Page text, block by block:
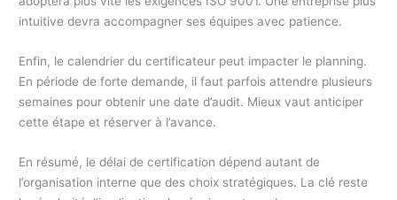
intuitive devra accompagner ses équipes avec patience.
Enfin, le calendrier du certificateur peut impacter le planning.
En période de forte demande, il faut parfois attendre plusieurs
semaines pour obtenir une date d’audit. Mieux vaut anticiper
cette étape et réserver à l’avance.
En résumé, le délai de certification dépend autant de
l’organisation interne que des choix stratégiques. La clé reste